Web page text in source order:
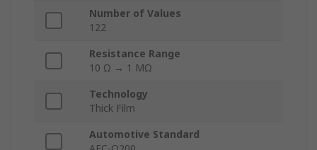
Number of Values
122
Resistance Range
10 Ω → 1 MΩ
Technology
Thick Film
Automotive Standard